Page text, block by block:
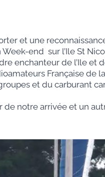
et une
end sur l’Ile St
enchanteur de l’Ile et
Française de
et du carburant
notre arrivée et un